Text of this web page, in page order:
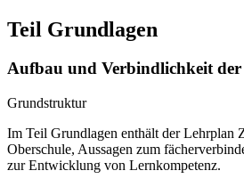
Teil Grundlagen
Aufbau und Verbindlichkeit
Grundstruktur
Im Teil Grundlagen enthält der Lehrplan
Oberschule, Aussagen zum
zur Entwicklung von Lernkompetenz.